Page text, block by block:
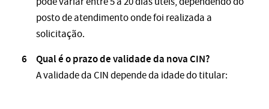
posto de atendimento onde foi realizada a
solicitação.
Qual é o prazo de validade da nova CIN?
A validade da CIN depende da idade do titular: